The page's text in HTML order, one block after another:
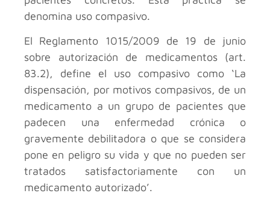
denomina uso compasivo.
El Reglamento 1015/2009 de 19 de junio
sobre autorización de medicamentos (art.
83.2), define el uso compasivo como ‘La
dispensación, por motivos compasivos, de un
medicamento a un grupo de pacientes que
padecen una enfermedad crónica o
gravemente debilitadora o que se considera
pone en peligro su vida y que no pueden ser
tratados satisfactoriamente con un
medicamento autorizado’.